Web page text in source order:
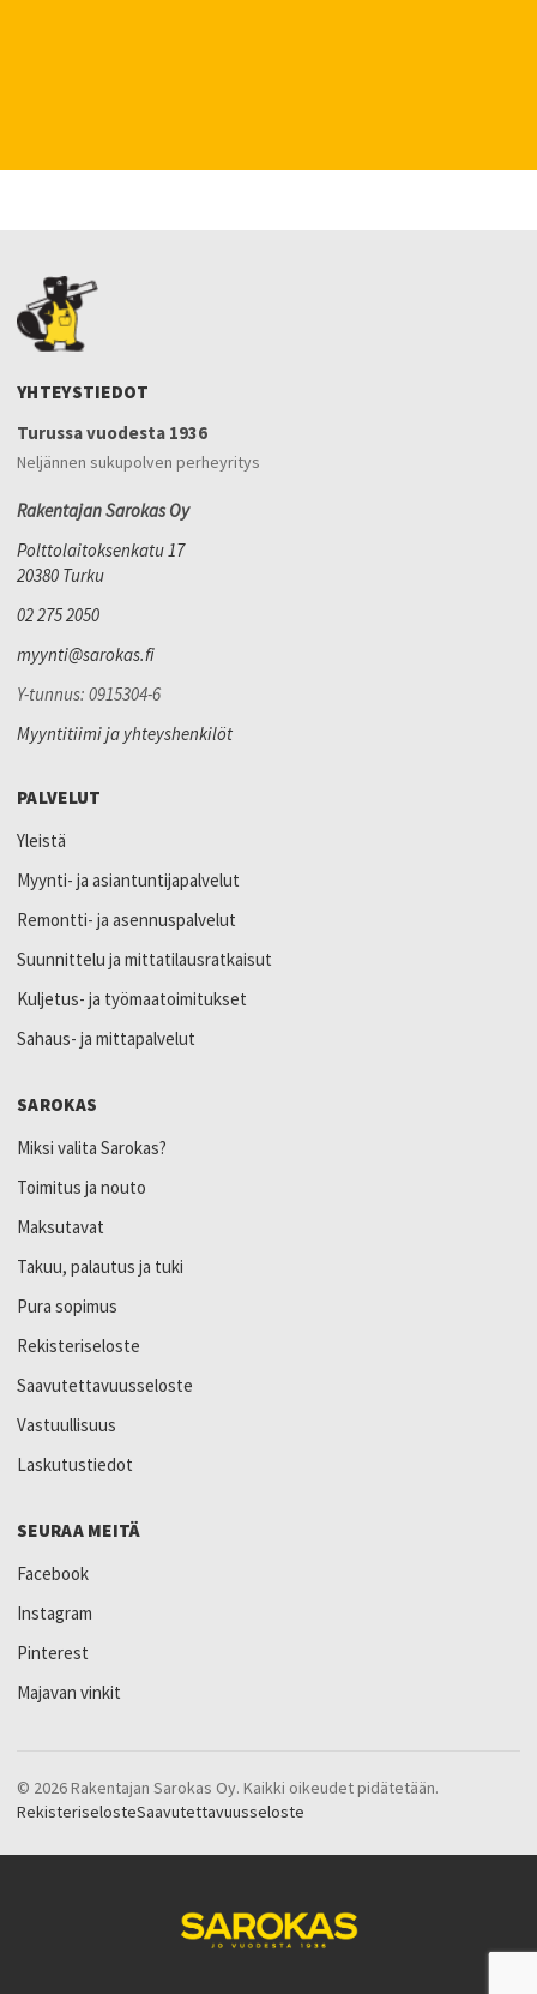
YHTEYSTIEDOT
Turussa vuodesta 1936
Neljännen sukupolven perheyritys
Rakentajan Sarokas Oy
Polttolaitoksenkatu 17
20380 Turku
02 275 2050
myynti@sarokas.fi
Y-tunnus: 0915304-6
Myyntitiimi ja yhteyshenkilöt
PALVELUT
Yleistä
Myynti- ja asiantuntijapalvelut
Remontti- ja asennuspalvelut
Suunnittelu ja mittatilausratkaisut
Kuljetus- ja työmaatoimitukset
Sahaus- ja mittapalvelut
SAROKAS
Miksi valita Sarokas?
Toimitus ja nouto
Maksutavat
Takuu, palautus ja tuki
Pura sopimus
Rekisteriseloste
Saavutettavuusseloste
Vastuullisuus
Laskutustiedot
SEURAA MEITÄ
Facebook
Instagram
Pinterest
Majavan vinkit
© 2026 Rakentajan Sarokas Oy. Kaikki oikeudet pidätetään.
RekisteriselosteSaavutettavuusseloste